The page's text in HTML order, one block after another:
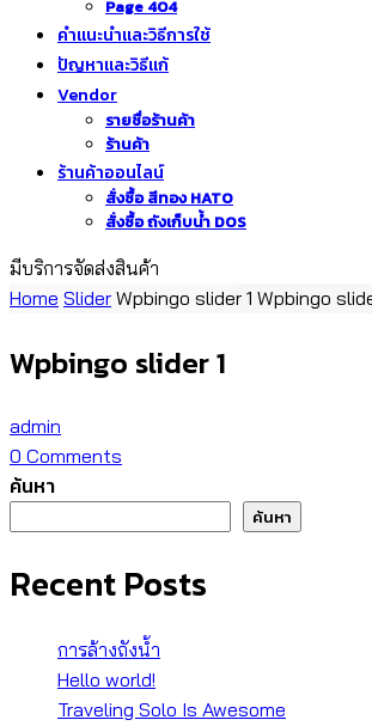
Page 404
คำแนะนำและวิธีการใช้
ปัญหาและวิธีแก้
Vendor
รายชื่อร้านค้า
ร้านค้า
ร้านค้าออนไลน์
สั่งซื้อ สีทอง HATO
สั่งซื้อ ถังเก็บน้ำ DOS
มีบริการจัดส่งสินค้า
Home Slider Wpbingo slider 1 Wpbingo
Wpbingo slider 1
admin
0 Comments
ค้นหา
ค้นหา
Recent Posts
การล้างถังน้ำ
Hello world!
Traveling Solo Is Awesome